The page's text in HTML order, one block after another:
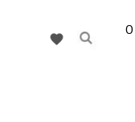
0